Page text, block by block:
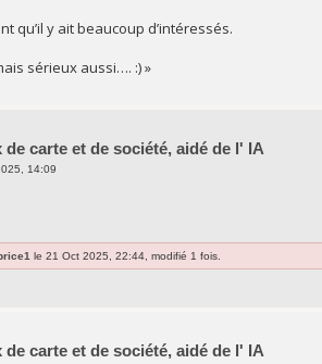
qu’il y ait beaucoup d’intéressés.
sérieux aussi…. :) »
de carte et de société, aidé de l' IA
14:09
le 21 Oct 2025, 22:44, modifié 1 fois.
de carte et de société, aidé de l' IA